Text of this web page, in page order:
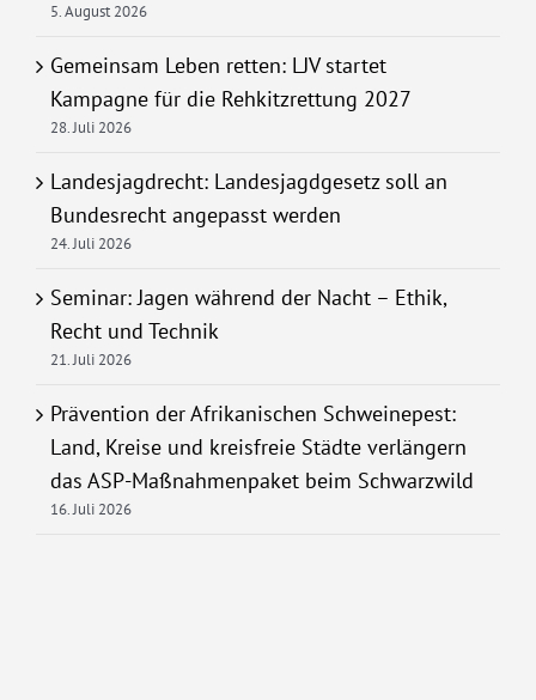
5. August 2026
Gemeinsam Leben retten: LJV startet
Kampagne für die Rehkitzrettung 2027
28. Juli 2026
Landesjagdrecht: Landesjagdgesetz soll an
Bundesrecht angepasst werden
24. Juli 2026
Seminar: Jagen während der Nacht – Ethik,
Recht und Technik
21. Juli 2026
Prävention der Afrikanischen Schweinepest:
Land, Kreise und kreisfreie Städte verlängern
das ASP-Maßnahmenpaket beim Schwarzwild
16. Juli 2026